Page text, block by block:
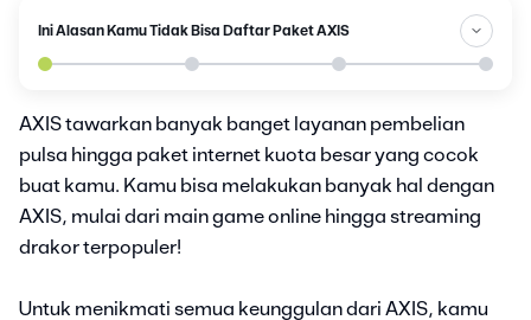
Ini Alasan Kamu Tidak Bisa Daftar Paket AXIS
AXIS tawarkan banyak banget layanan pembelian
pulsa hingga paket internet kuota besar yang cocok
buat kamu. Kamu bisa melakukan banyak hal dengan
AXIS, mulai dari main game online hingga streaming
drakor terpopuler!
Untuk menikmati semua keunggulan dari AXIS, kamu